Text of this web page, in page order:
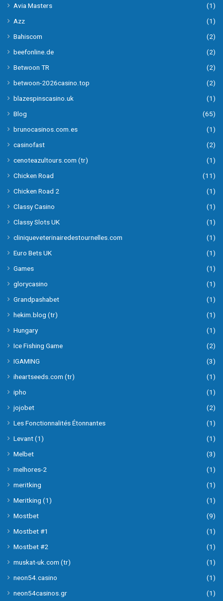
Avia Masters
(1)
Azz
(1)
Bahiscom
(2)
beefonline.de
(2)
Betwoon TR
(2)
betwoon-2026casino.top
(2)
blazespinscasino.uk
(1)
Blog
(65)
brunocasinos.com.es
(1)
casinofast
(2)
cenoteazultours.com (tr)
(1)
Chicken Road
(11)
Chicken Road 2
(1)
Classy Casino
(1)
Classy Slots UK
(1)
cliniqueveterinairedestournelles.com
(1)
Euro Bets UK
(1)
Games
(1)
glorycasino
(1)
Grandpashabet
(1)
hekim.blog (tr)
(1)
Hungary
(1)
Ice Fishing Game
(2)
IGAMING
(3)
iheartseeds.com (tr)
(1)
ipho
(1)
jojobet
(2)
Les Fonctionnalités Étonnantes
(1)
Levant (1)
(1)
Melbet
(3)
melhores-2
(1)
meritking
(1)
Meritking (1)
(1)
Mostbet
(9)
Mostbet #1
(1)
Mostbet #2
(1)
muskat-uk.com (tr)
(1)
neon54.casino
(1)
neon54casinos.gr
(1)